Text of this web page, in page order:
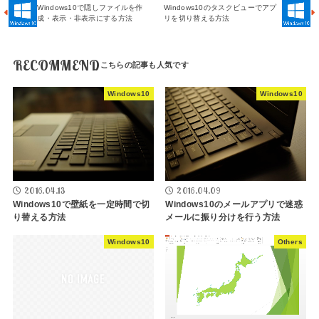
Windows10で隠しファイルを作
成・表示・非表示にする方法
Windows10のタスクビューでアプ
リを切り替える方法
RECOMMEND
Windows10
2016.04.13
Windows10で壁紙を一定時間で切
り替える方法
Windows10
2016.04.09
Windows10のメールアプリで迷惑
メールに振り分けを行う方法
Windows10 Others